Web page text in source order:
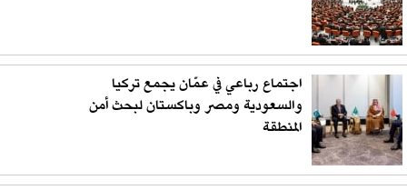
اجتماع رباعي في عمّان يجمع تركيا
والسعودية ومصر وباكستان لبحث أمن
المنطقة